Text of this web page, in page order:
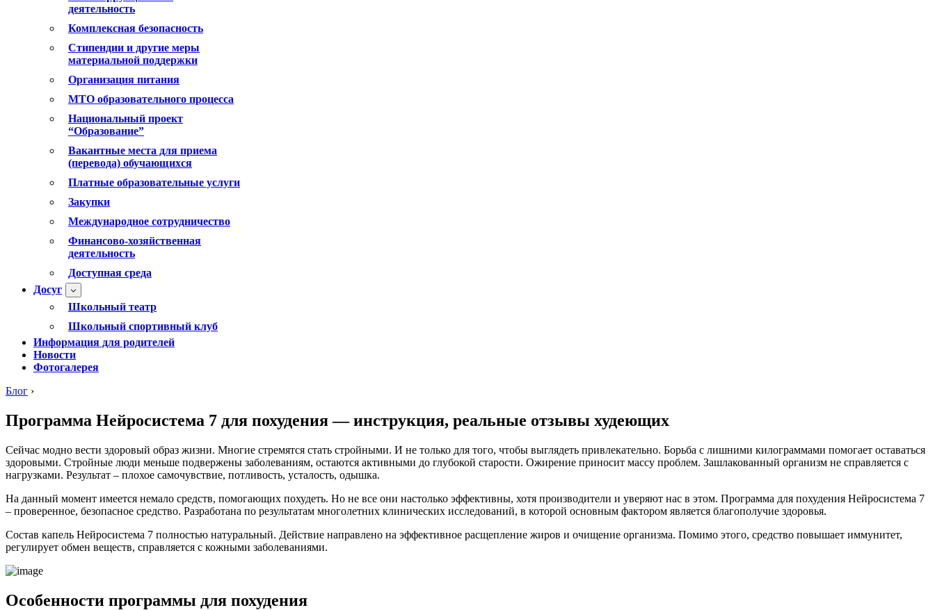
деятельность
Комплексная безопасность
Стипендии и другие меры
материальной поддержки
Организация питания
МТО образовательного процесса
Национальный проект
“Образование”
Вакантные места для приема
(перевода) обучающихся
Платные образовательные услуги
Закупки
Международное сотрудничество
Финансово-хозяйственная
деятельность
Доступная среда
Досуг
Школьный театр
Школьный спортивный клуб
Информация для родителей
Новости
Фотогалерея
Блог ›
Программа Нейросистема 7 для похудения — инструкция, реальные отзывы худеющих
Сейчас модно вести здоровый образ жизни. Многие стремятся стать стройными. И не только для того, чтобы выглядеть привлекательно. Борьба с лишними килограммами помогает оставаться
здоровыми. Стройные люди меньше подвержены заболеваниям, остаются активными до глубокой старости. Ожирение приносит массу проблем. Зашлакованный организм не справляется с
нагрузками. Результат – плохое самочувствие, потливость, усталость, одышка.
На данный момент имеется немало средств, помогающих похудеть. Но не все они настолько эффективны, хотя производители и уверяют нас в этом. Программа для похудения Нейросистема 7
– проверенное, безопасное средство. Разработана по результатам многолетних клинических исследований, в которой основным фактором является благополучие здоровья.
Состав капель Нейросистема 7 полностью натуральный. Действие направлено на эффективное расщепление жиров и очищение организма. Помимо этого, средство повышает иммунитет,
регулирует обмен веществ, справляется с кожными заболеваниями.
Особенности программы для похудения